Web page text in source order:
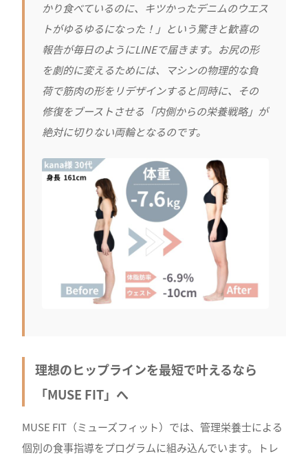
かり食べているのに、キツかったデニムのウエス
トがゆるゆるになった！」という驚きと歓喜の
報告が毎日のようにLINEで届きます。お尻の形
を劇的に変えるためには、マシンの物理的な負
荷で筋肉の形をリデザインすると同時に、その
修復をブーストさせる「内側からの栄養戦略」が
絶対に切りない両輪となるのです。
理想のヒップラインを最短で叶えるなら
「MUSE FIT」へ
MUSE FIT（ミューズフィット）では、管理栄養士による
個別の食事指導をプログラムに組み込んでいます。トレ